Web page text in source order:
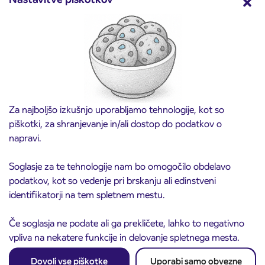
Za najboljšo izkušnjo uporabljamo tehnologije, kot so
piškotki, za shranjevanje in/ali dostop do podatkov o
napravi.
Soglasje za te tehnologije nam bo omogočilo obdelavo
podatkov, kot so vedenje pri brskanju ali edinstveni
identifikatorji na tem spletnem mestu.
Če soglasja ne podate ali ga prekličete, lahko to negativno
vpliva na nekatere funkcije in delovanje spletnega mesta.
Dovoli vse piškotke Uporabi samo obvezne
Predprodaja dijaških subvencioniranih IJPP
vozovnic za šolsko leto 2026/2027 se začne
Obvestilo o popolni zapori ceste